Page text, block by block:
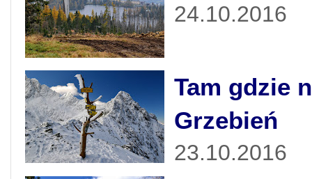
24.10.2016
Tam gdzie
Grzebień
23.10.2016